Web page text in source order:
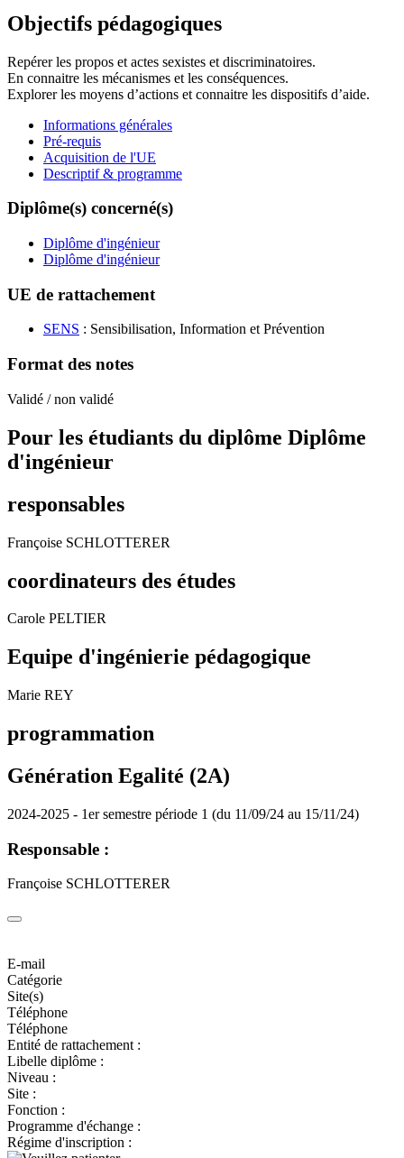
Objectifs pédagogiques
Repérer les propos et actes sexistes et discriminatoires.
En connaitre les mécanismes et les conséquences.
Explorer les moyens d’actions et connaitre les dispositifs d’aide.
Informations générales
Pré-requis
Acquisition de l'UE
Descriptif & programme
Diplôme(s) concerné(s)
Diplôme d'ingénieur
Diplôme d'ingénieur
UE de rattachement
SENS : Sensibilisation, Information et Prévention
Format des notes
Validé / non validé
Pour les étudiants du diplôme Diplôme
d'ingénieur
responsables
Françoise SCHLOTTERER
coordinateurs des études
Carole PELTIER
Equipe d'ingénierie pédagogique
Marie REY
programmation
Génération Egalité (2A)
2024-2025 - 1er semestre période 1 (du 11/09/24 au 15/11/24)
Responsable :
Françoise SCHLOTTERER
E-mail
Catégorie
Site(s)
Téléphone
Téléphone
Entité de rattachement :
Libelle diplôme :
Niveau :
Site :
Fonction :
Programme d'échange :
Régime d'inscription :